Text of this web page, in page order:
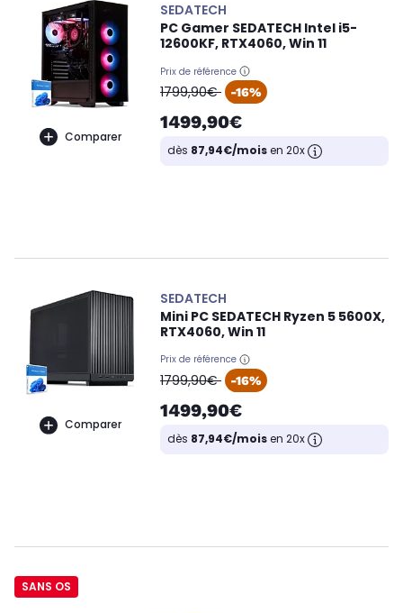
Comparer
SEDATECH
PC Gamer SEDATECH Intel i5-
12600KF, RTX4060, Win 11
Prix de référence
oldPrice
1799,90€ -16%
1499,90€
dès 87,94€/moisen 20x
Comparer
SEDATECH
Mini PC SEDATECH Ryzen 5 5600X,
RTX4060, Win 11
Prix de référence
oldPrice
1799,90€ -16%
1499,90€
dès 87,94€/moisen 20x
SANS OS